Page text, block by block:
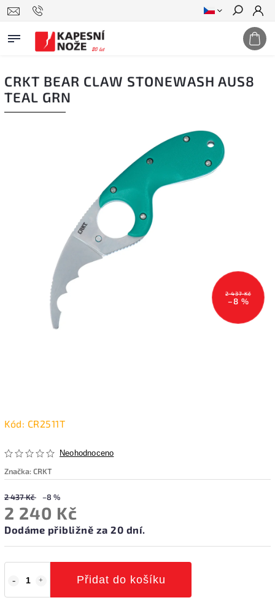
Hledat
CRKT BEAR CLAW STONEWASH AUS8
TEAL GRN
2 437 Kč
–8 %
Kód: CR2511T
Neohodnoceno
Značka:CRKT
2 437 Kč –8 %
2 240 Kč
Dodáme přibližně za 20 dní.
Přidat do košíku